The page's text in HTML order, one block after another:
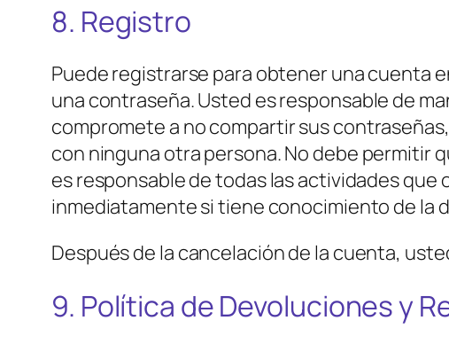
8. Registro
Puede registrarse para obtener una cuenta
una contraseña. Usted es responsable de
compromete a no compartir sus
con ninguna otra persona. No debe permitir
es responsable de todas las actividades
inmediatamente si tiene conocimiento de la
Después de la cancelación de la cuenta,
9. Política de Devoluciones y